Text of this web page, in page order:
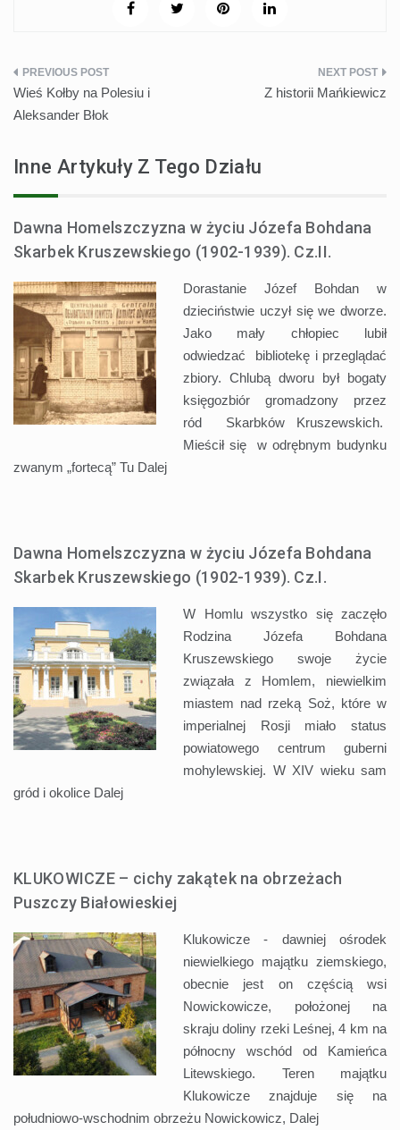
Nawigacja
wpisu
Wieś Kołby na Polesiu i
Aleksander Błok
Z historii Mańkiewicz
Inne Artykuły Z Tego Działu
Dawna Homelszczyzna w życiu Józefa Bohdana
Skarbek Kruszewskiego (1902-1939). Cz.II.
Dorastanie Józef Bohdan w
dzieciństwie uczył się we dworze.
Jako mały chłopiec lubił
odwiedzać bibliotekę i przeglądać
zbiory. Chlubą dworu był bogaty
księgozbiór gromadzony przez
ród Skarbków Kruszewskich.
Mieścił się w odrębnym budynku
zwanym „fortecą” Tu Dalej
Dawna Homelszczyzna w życiu Józefa Bohdana
Skarbek Kruszewskiego (1902-1939). Cz.I.
W Homlu wszystko się zaczęło
Rodzina Józefa Bohdana
Kruszewskiego swoje życie
związała z Homlem, niewielkim
miastem nad rzeką Soż, które w
imperialnej Rosji miało status
powiatowego centrum guberni
mohylewskiej. W XIV wieku sam
gród i okolice Dalej
KLUKOWICZE – cichy zakątek na obrzeżach
Puszczy Białowieskiej
Klukowicze - dawniej ośrodek
niewielkiego majątku ziemskiego,
obecnie jest on częścią wsi
Nowickowicze, położonej na
skraju doliny rzeki Leśnej, 4 km na
północny wschód od Kamieńca
Litewskiego. Teren majątku
Klukowicze znajduje się na
południowo-wschodnim obrzeżu Nowickowicz, Dalej